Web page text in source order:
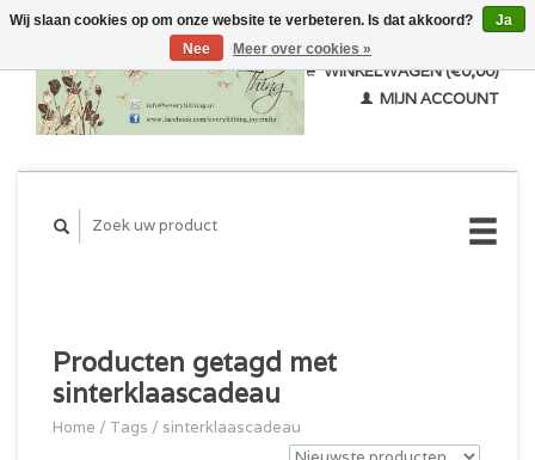
WINKELWAGEN (€0,00)
MIJN ACCOUNT
Producten getagd met
sinterklaascadeau
Home / Tags / sinterklaascadeau
Wij slaan cookies op om onze website te verbeteren. Is dat akkoord?
Ja
Nee
Meer over cookies »